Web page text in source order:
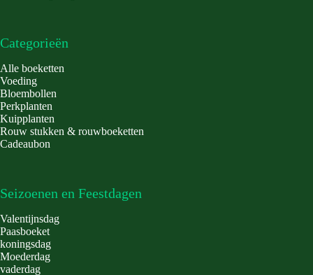
Categorieën
Alle boeketten
Voeding
Bloembollen
Perkplanten
Kuipplanten
Rouw stukken & rouwboeketten
Cadeaubon
Seizoenen en Feestdagen
Valentijnsdag
Paasboeket
koningsdag
Moederdag
vaderdag